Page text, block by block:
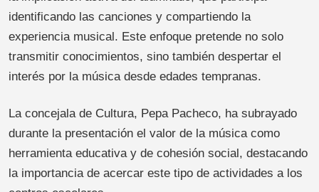
identificando las canciones y compartiendo la
experiencia musical. Este enfoque pretende no solo
transmitir conocimientos, sino también despertar el
interés por la música desde edades tempranas.
La concejala de Cultura, Pepa Pacheco, ha subrayado
durante la presentación el valor de la música como
herramienta educativa y de cohesión social, destacando
la importancia de acercar este tipo de actividades a los